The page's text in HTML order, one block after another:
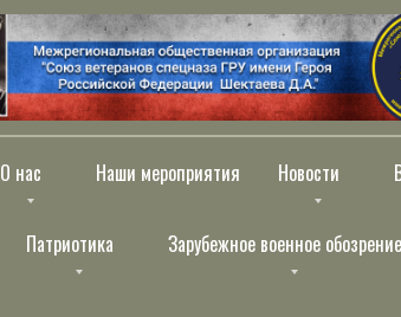
О нас Наши мероприятия Новости
Патриотика Зарубежное военное обозрение